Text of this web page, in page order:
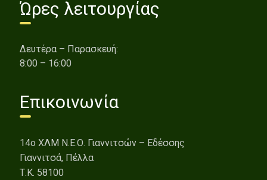
Ώρες λειτουργίας
Δευτέρα – Παρασκευή:
8:00 – 16:00
Επικοινωνία
14o ΧΛΜ Ν.Ε.Ο. Γιαννιτσών – Εδέσσης
Γιαννιτσά, Πέλλα
Τ.Κ. 58100